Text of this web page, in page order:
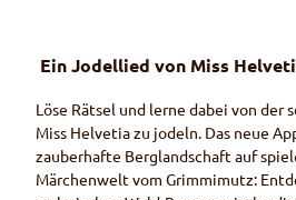
Ein Jodellied von Miss
Löse Rätsel und lerne dabei von der
Miss Helvetia zu jodeln. Das neue
zauberhafte Berglandschaft auf
Märchenwelt vom Grimmimutz: